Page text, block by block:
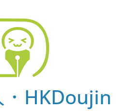
HKDoujin